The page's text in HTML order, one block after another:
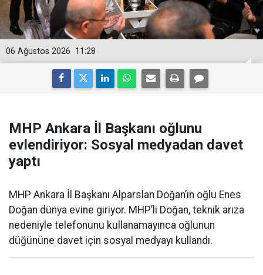
11:28
06 Ağustos 2026
MHP Ankara İl Başkanı oğlunu
evlendiriyor: Sosyal medyadan davet
yaptı
MHP Ankara İl Başkanı Alparslan Doğan’ın oğlu Enes
Doğan dünya evine giriyor. MHP’li Doğan, teknik arıza
nedeniyle telefonunu kullanamayınca oğlunun
düğününe davet için sosyal medyayı kullandı.